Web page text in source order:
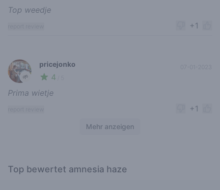
Top weedje
+1
🌱
pricejonko
4
07-01-2023
Prima wietje
+1
Mehr anzeigen
Top bewertet amnesia haze